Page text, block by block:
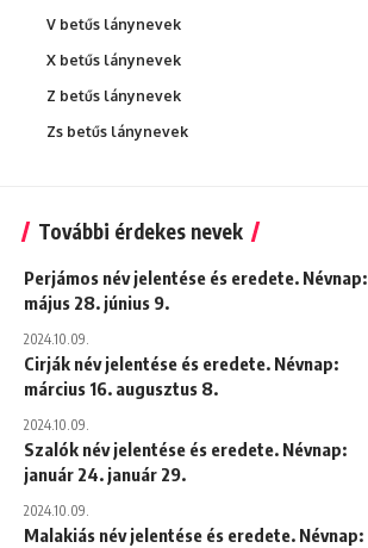
V betűs lánynevek
X betűs lánynevek
Z betűs lánynevek
Zs betűs lánynevek
További érdekes nevek
Perjámos név jelentése és eredete. Névnap:
május 28. június 9.
2024.10.09.
Cirják név jelentése és eredete. Névnap:
március 16. augusztus 8.
2024.10.09.
Szalók név jelentése és eredete. Névnap:
január 24. január 29.
2024.10.09.
Malakiás név jelentése és eredete. Névnap: